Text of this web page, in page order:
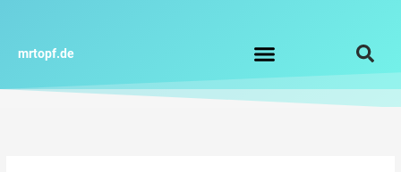
springen
mrtopf.de